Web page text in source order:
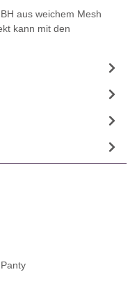
aus weichem Mesh
kann mit den